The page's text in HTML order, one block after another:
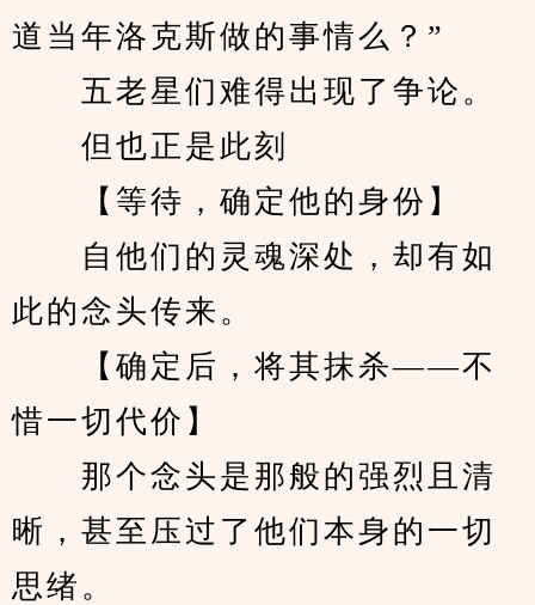
道当年洛克斯做的事情么？”
五老星们难得出现了争论。
但也正是此刻
【等待，确定他的身份】
自他们的灵魂深处，却有如
此的念头传来。
【确定后，将其抹杀——不
惜一切代价】
那个念头是那般的强烈且清
晰，甚至压过了他们本身的一切
思绪。